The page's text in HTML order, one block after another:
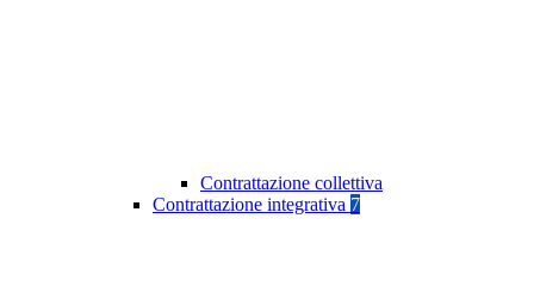
Contrattazione collettiva
Contrattazione integrativa 7